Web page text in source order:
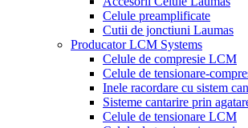
Celule preamplificate
Cutii de jonctiuni Laumas
Producator LCM Systems
Celule de compresie LCM
Celule de tensionare-
Inele racordare cu sistem
Sisteme cantarire prin
Celule de tensionare LCM